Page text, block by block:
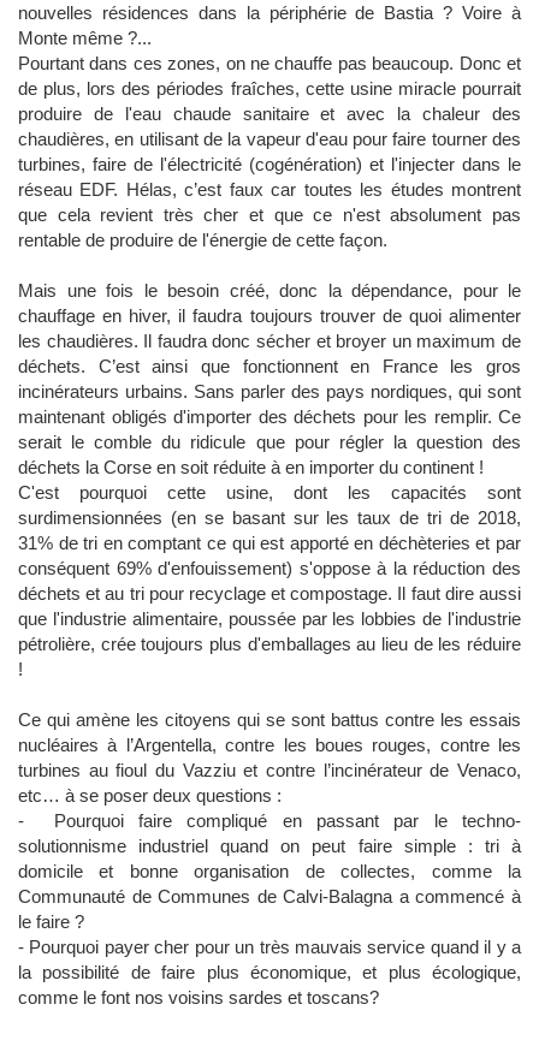
nouvelles résidences dans la périphérie de Bastia ? Voire à
Monte même ?...
Pourtant dans ces zones, on ne chauffe pas beaucoup. Donc et
de plus, lors des périodes fraîches, cette usine miracle pourrait
produire de l'eau chaude sanitaire et avec la chaleur des
chaudières, en utilisant de la vapeur d'eau pour faire tourner des
turbines, faire de l'électricité (cogénération) et l'injecter dans le
réseau EDF. Hélas, c’est faux car toutes les études montrent
que cela revient très cher et que ce n'est absolument pas
rentable de produire de l'énergie de cette façon.
Mais une fois le besoin créé, donc la dépendance, pour le
chauffage en hiver, il faudra toujours trouver de quoi alimenter
les chaudières. Il faudra donc sécher et broyer un maximum de
déchets. C’est ainsi que fonctionnent en France les gros
incinérateurs urbains. Sans parler des pays nordiques, qui sont
maintenant obligés d'importer des déchets pour les remplir. Ce
serait le comble du ridicule que pour régler la question des
déchets la Corse en soit réduite à en importer du continent !
C'est pourquoi cette usine, dont les capacités sont
surdimensionnées (en se basant sur les taux de tri de 2018,
31% de tri en comptant ce qui est apporté en déchèteries et par
conséquent 69% d'enfouissement) s'oppose à la réduction des
déchets et au tri pour recyclage et compostage. Il faut dire aussi
que l'industrie alimentaire, poussée par les lobbies de l'industrie
pétrolière, crée toujours plus d'emballages au lieu de les réduire
!
Ce qui amène les citoyens qui se sont battus contre les essais
nucléaires à l’Argentella, contre les boues rouges, contre les
turbines au fioul du Vazziu et contre l’incinérateur de Venaco,
etc… à se poser deux questions :
- Pourquoi faire compliqué en passant par le techno-
solutionnisme industriel quand on peut faire simple : tri à
domicile et bonne organisation de collectes, comme la
Communauté de Communes de Calvi-Balagna a commencé à
le faire ?
- Pourquoi payer cher pour un très mauvais service quand il y a
la possibilité de faire plus économique, et plus écologique,
comme le font nos voisins sardes et toscans?